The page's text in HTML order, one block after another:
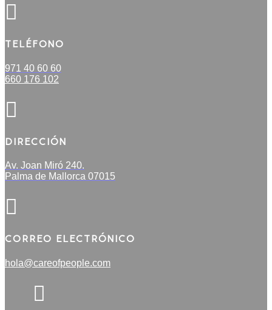

TELÉFONO
971 40 60 60
660 176 102

DIRECCIÓN
Av. Joan Miró 240.
Palma de Mallorca 07015

CORREO ELECTRÓNICO
hola@careofpeople.com
